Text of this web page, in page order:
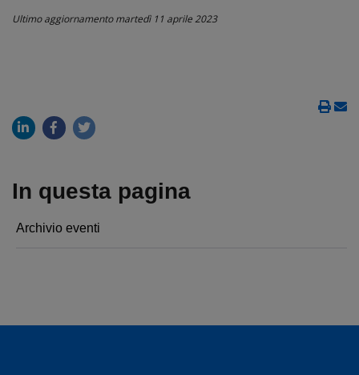
Ultimo aggiornamentomartedì 11 aprile 2023
In questa pagina
Archivio eventi